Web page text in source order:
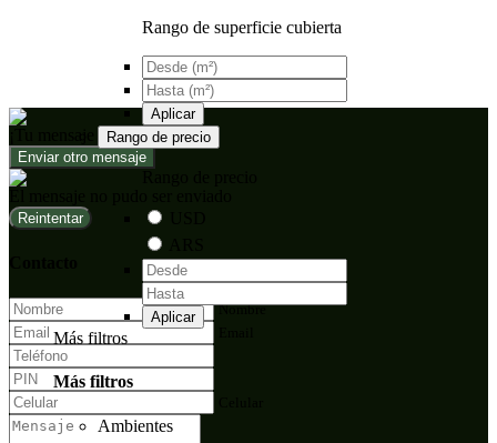
Rango de superficie cubierta
Aplicar
Rango de precio
Aplicar
Más filtros
Más filtros
Ambientes
¡Tu mensaje fue enviado!
Enviar otro mensaje
Reintentar
Nombre